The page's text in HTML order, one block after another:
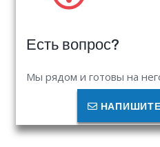
Есть вопрос?
Мы рядом и готовы на